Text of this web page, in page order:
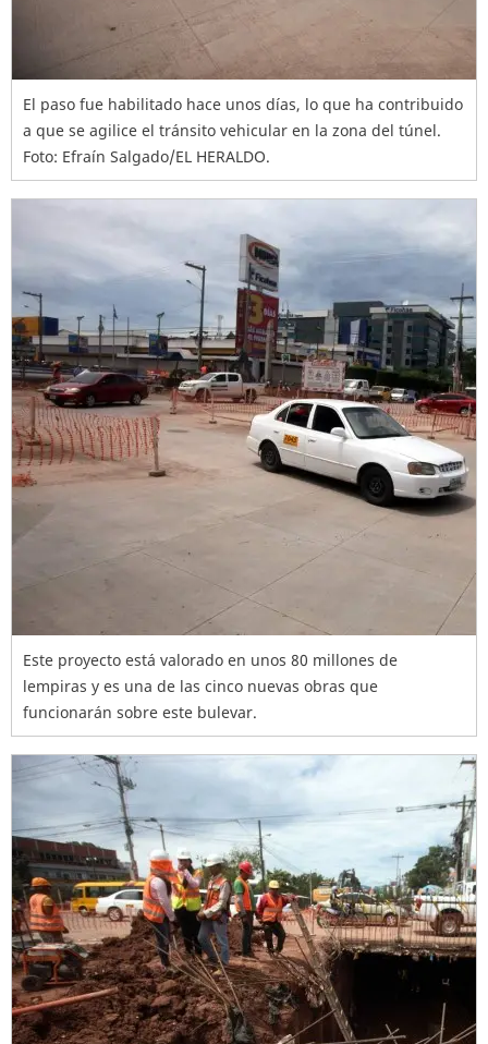
El paso fue habilitado hace unos días, lo que ha contribuido
a que se agilice el tránsito vehicular en la zona del túnel.
Foto: Efraín Salgado/EL HERALDO.
Este proyecto está valorado en unos 80 millones de
lempiras y es una de las cinco nuevas obras que
funcionarán sobre este bulevar.